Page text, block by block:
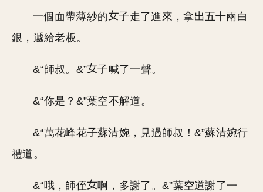
一個面帶薄紗的
子走了進來，拿出五十兩白
銀，遞給老板。
&“師叔。&” 子喊了一聲。
&“你是？&”葉空不解道。
&“萬花峰花子蘇清婉，見過師叔！&”蘇清婉行
禮道。
&“哦，師侄
啊，多謝了。&”葉空道謝了一